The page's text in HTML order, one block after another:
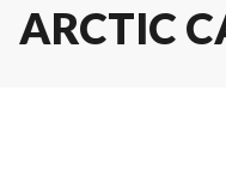
ARCTIC